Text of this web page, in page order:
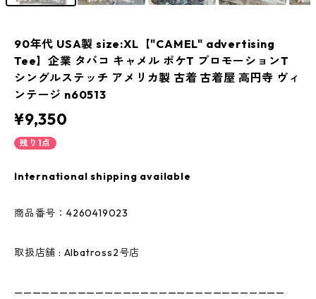
90年代 USA製 size:XL【"CAMEL" advertising
Tee】企業 タバコ キャメル ポケT プロモーションT
シングルステッチ アメリカ製 古着 古着屋 高円寺 ヴィ
ンテージ n60513
¥9,350
残り1点
International shipping available
商品番号：4260419023
取扱店舗 : Albatross2号店
——————————————————————————————